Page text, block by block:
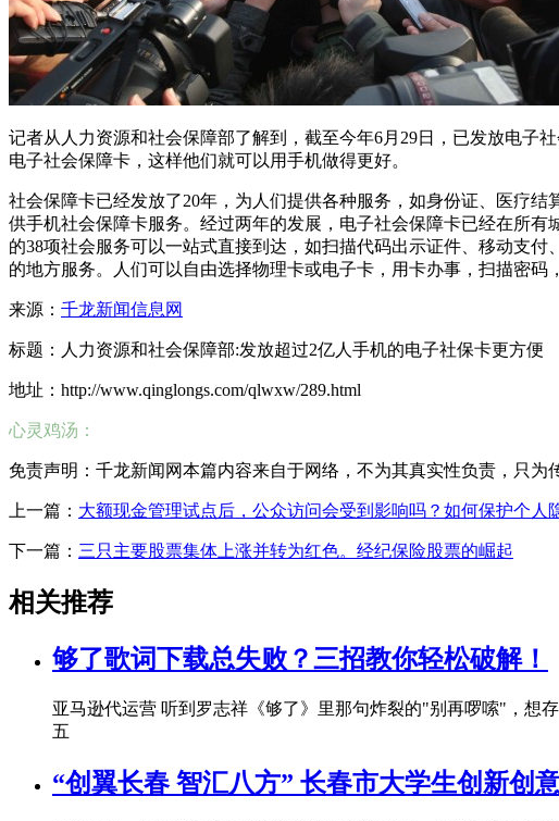
记者从人力资源和社会保障部了解到，截至今年6月29日，已发放电子
电子社会保障卡，这样他们就可以用手机做得更好。
社会保障卡已经发放了20年，为人们提供各种服务，如身份证、医疗
供手机社会保障卡服务。经过两年的发展，电子社会保障卡已经在所
的38项社会服务可以一站式直接到达，如扫描代码出示证件、移动支
的地方服务。人们可以自由选择物理卡或电子卡，用卡办事，扫描密码
来源： 千龙新闻信息网
标题：人力资源和社会保障部:发放超过2亿人手机的电子社保卡更方便
地址：http://www.qinglongs.com/qlwxw/289.html
心灵鸡汤：
免责声明：千龙新闻网本篇内容来自于网络，不为其真实性负责，只为
上一篇： 大额现金管理试点后，公众访问会受到影响吗？如何保护个人
下一篇： 三只主要股票集体上涨并转为红色。经纪保险股票的崛起
相关推荐
够了歌词下载总失败？三招教你轻松破解！
亚马逊代运营 听到罗志祥《够了》里那句炸裂的"别再啰嗦"，想
五
“创翼长春 智汇八方” 长春市大学生创新创